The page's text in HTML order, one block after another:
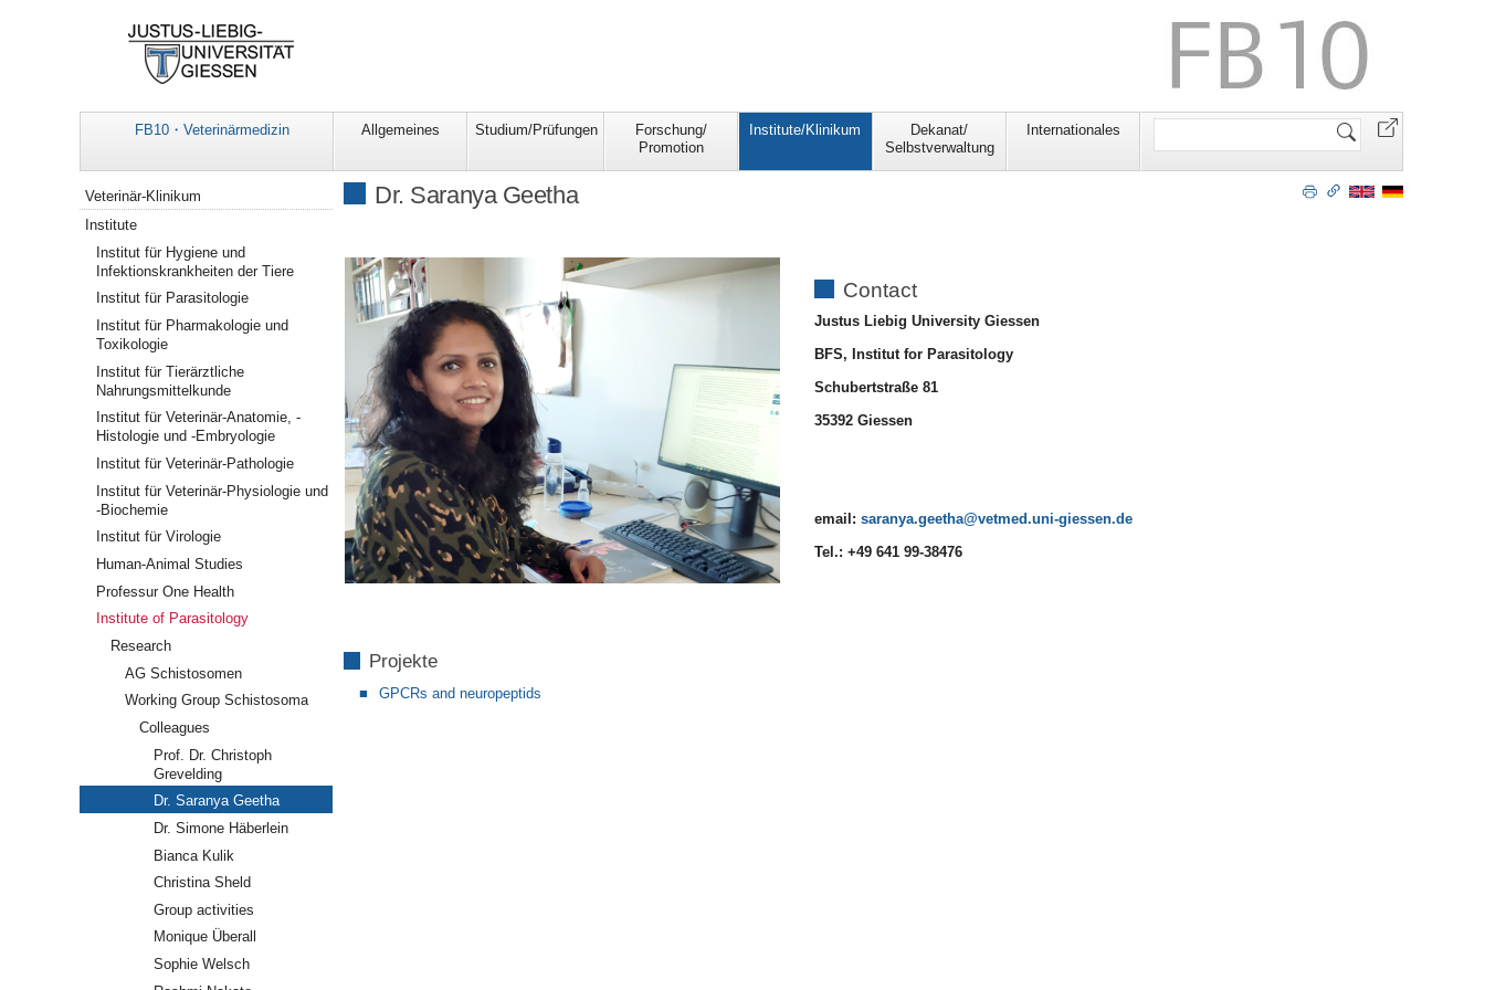
FB10・Veterinärmedizin Allgemeines Studium/Prüfungen
Forschung/
Promotion
Institute/Klinikum
Dekanat/
Selbstverwaltung
Internationales
Search
Dr. Saranya Geetha
Contact
Justus Liebig University Giessen
BFS, Institut for Parasitology
Schubertstraße 81
35392 Giessen
email: saranya.geetha
Tel.: +49 641 99-38476
Projekte
GPCRs and neuropeptids
Navigation
Veterinär-Klinikum
Institute
Institut für Hygiene und
Infektionskrankheiten der Tiere
Institut für Parasitologie
Institut für Pharmakologie und
Toxikologie
Institut für Tierärztliche
Nahrungsmittelkunde
Institut für Veterinär-Anatomie, -
Histologie und -Embryologie
Institut für Veterinär-Pathologie
Institut für Veterinär-Physiologie und
-Biochemie
Institut für Virologie
Human-Animal Studies
Professur One Health
Institute of Parasitology
Research
AG Schistosomen
Working Group Schistosoma
Colleagues
Prof. Dr. Christoph
Grevelding
Dr. Saranya Geetha
Dr. Simone Häberlein
Bianca Kulik
Christina Sheld
Group activities
Monique Überall
Sophie Welsch